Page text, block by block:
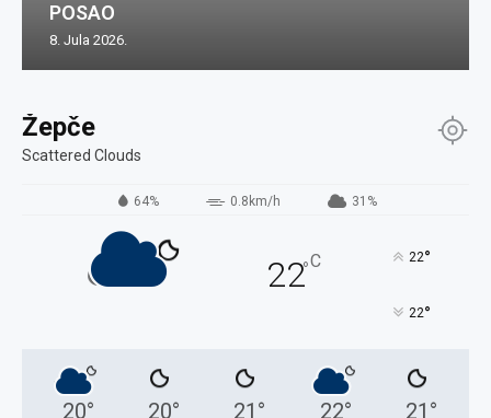
Žepče
Scattered Clouds
64% 0.8km/h 31%
22°C 22°
22°
20° 20° 21 ° 22° 21 °
POSAO
8. Jula 2026.